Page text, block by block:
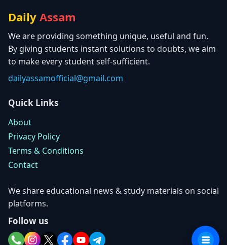
Daily Assam
We are providing something unique, useful and fun.
By giving students instant solutions to doubts, we aim
to make every student self-sufficient.
dailyassamofficial@gmail.com
Quick Links
About
Privacy Policy
Terms & Conditions
Contact
We share educational news & study materials on social
platforms.
Follow us